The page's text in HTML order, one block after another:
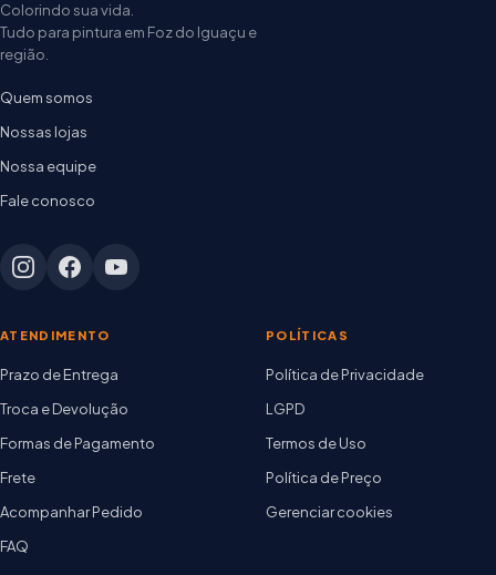
Colorindo sua vida.
Tudo para pintura em Foz do Iguaçu e
região.
Quem somos
Nossas lojas
Nossa equipe
Fale conosco
ATENDIMENTO
Prazo de Entrega
Troca e Devolução
Formas de Pagamento
Frete
Acompanhar Pedido
FAQ
POLÍTICAS
Política de Privacidade
LGPD
Termos de Uso
Política de Preço
Gerenciar cookies